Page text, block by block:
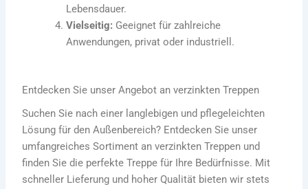
Lebensdauer.
Vielseitig: Geeignet für zahlreiche
Anwendungen, privat oder industriell.
Entdecken Sie unser Angebot an verzinkten Treppen
Suchen Sie nach einer langlebigen und pflegeleichten
Lösung für den Außenbereich? Entdecken Sie unser
umfangreiches Sortiment an verzinkten Treppen und
finden Sie die perfekte Treppe für Ihre Bedürfnisse. Mit
schneller Lieferung und hoher Qualität bieten wir stets